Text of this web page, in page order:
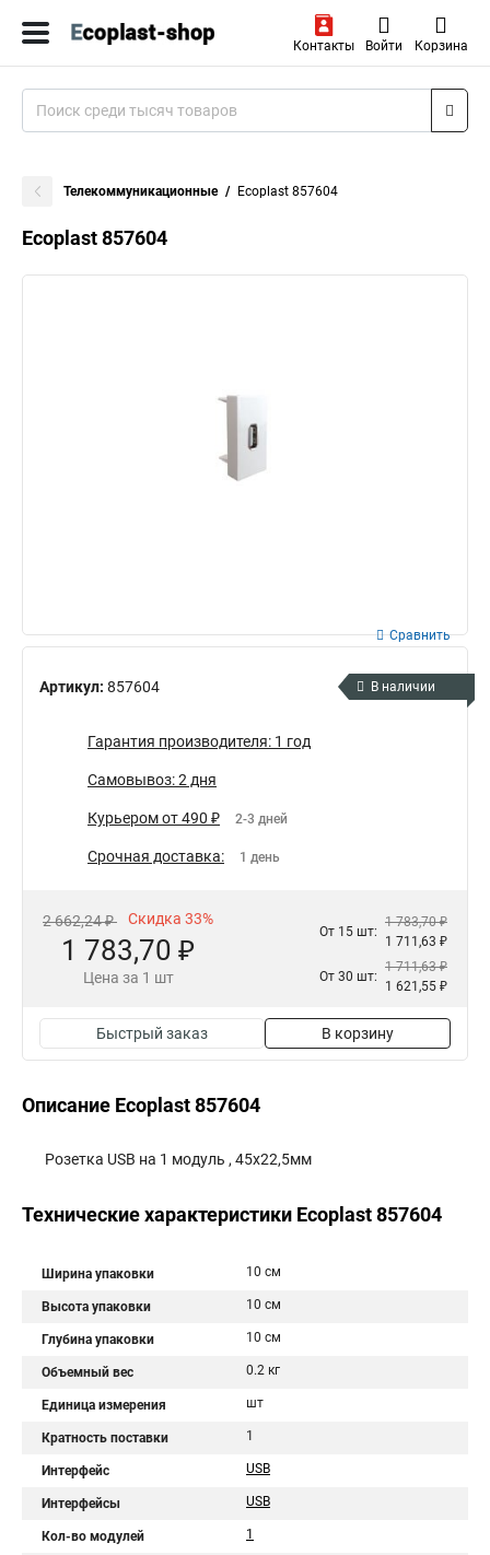
Контакты Войти Корзина
Телекоммуникационные Ecoplast 857604
Ecoplast 857604
Артикул: 857604
Сравнить
В наличии
Гарантия производителя: 1 год
Самовывоз: 2 дня
Курьером от 490 ₽ 2-3 дней
Срочная доставка: 1 день
2 662,24 ₽ Скидка 33%
1 783,70 ₽
Цена за 1 шт
От 15 шт:
1 783,70 ₽
1 711,63 ₽
От 30 шт:
1 711,63 ₽
1 621,55 ₽
Быстрый заказ В корзину
Описание Ecoplast 857604
Розетка USB на 1 модуль , 45х22,5мм
Технические характеристики Ecoplast 857604
Ширина упаковки 10 см
Высота упаковки 10 см
Глубина упаковки 10 см
Объемный вес 0.2 кг
Единица измерения шт
Кратность поставки 1
Интерфейс USB
Интерфейсы USB
Кол-во модулей 1